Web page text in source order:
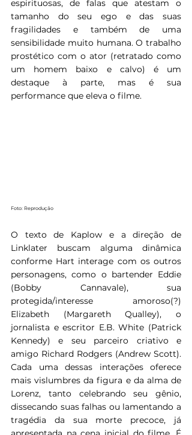
espirituosas, de falas que atestam o
tamanho do seu ego e das suas
fragilidades e também de uma
sensibilidade muito humana. O trabalho
prostético com o ator (retratado como
um homem baixo e calvo) é um
destaque à parte, mas é sua
performance que eleva o filme.
Foto: Reprodução
O texto de Kaplow e a direção de
Linklater buscam alguma dinâmica
conforme Hart interage com os outros
personagens, como o bartender Eddie
(Bobby Cannavale), sua
protegida/interesse amoroso(?)
Elizabeth (Margareth Qualley), o
jornalista e escritor E.B. White (Patrick
Kennedy) e seu parceiro criativo e
amigo Richard Rodgers (Andrew Scott).
Cada uma dessas interações oferece
mais vislumbres da figura e da alma de
Lorenz, tanto celebrando seu gênio,
dissecando suas falhas ou lamentando a
tragédia da sua morte precoce, já